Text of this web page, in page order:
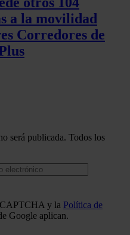
a la movilidad
Corredores de
será publicada. Todos los
y la Política de
Google aplican.